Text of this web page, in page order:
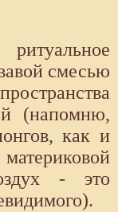
смесью
(напомню,
как и
- это